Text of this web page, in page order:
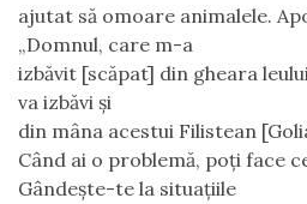
ajutat să omoare animalele.
„Domnul, care m-a
izbăvit [scăpat] din gheara
va izbăvi şi
din mâna acestui Filistean
Când ai o problemă, poţi face
Gândeşte-te la situaţiile